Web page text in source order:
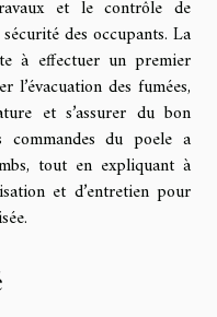
et le contrôle de
des occupants. La
à effectuer un premier
l’évacuation des fumées,
et s’assurer du bon
commandes du poele a
tout en expliquant à
et d’entretien pour